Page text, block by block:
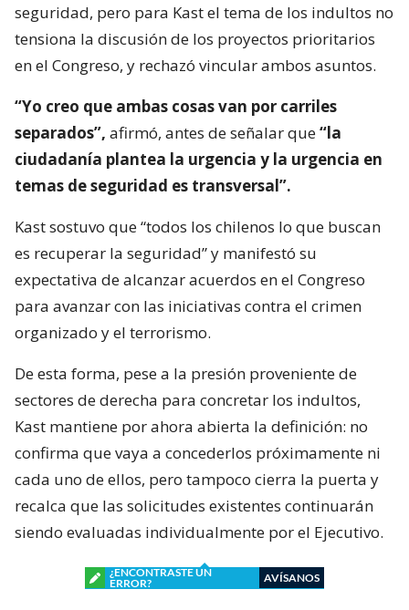
seguridad, pero para Kast el tema de los indultos no
tensiona la discusión de los proyectos prioritarios
en el Congreso, y rechazó vincular ambos asuntos.
“Yo creo que ambas cosas van por carriles
separados”, afirmó, antes de señalar que“la
ciudadanía plantea la urgencia y la urgencia en
temas de seguridad es transversal”.
Kast sostuvo que “todos los chilenos lo que buscan
es recuperar la seguridad” y manifestó su
expectativa de alcanzar acuerdos en el Congreso
para avanzar con las iniciativas contra el crimen
organizado y el terrorismo.
De esta forma, pese a la presión proveniente de
sectores de derecha para concretar los indultos,
Kast mantiene por ahora abierta la definición: no
confirma que vaya a concederlos próximamente ni
cada uno de ellos, pero tampoco cierra la puerta y
recalca que las solicitudes existentes continuarán
siendo evaluadas individualmente por el Ejecutivo.
¿ENCONTRASTE UN
ERROR?
AVÍSANOS